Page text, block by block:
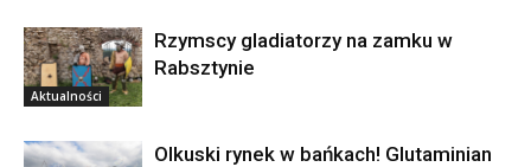
Aktualności
Rzymscy gladiatorzy na zamku w
Rabsztynie
Olkuski rynek w bańkach! Glutaminian